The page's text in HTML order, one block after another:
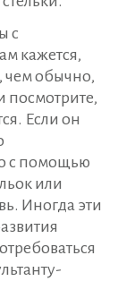
с
кажется,
чем обычно,
посмотрите,
Если он
с помощью
или
Иногда эти